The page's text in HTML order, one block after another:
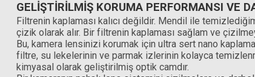
GELİŞTİRİLMİŞ KORUMA PERFORMANSI VE
Filtrenin kaplaması kalıcı değildir. Mendil ile
çizik olarak alır. Bir filtrenin kaplaması sağlam ve
Bu, kamera lensinizi korumak için ultra sert nano
filtre, su lekelerinin ve parmak izlerinin kolayca
kimyasal olarak geliştirilmiş optik camdır.